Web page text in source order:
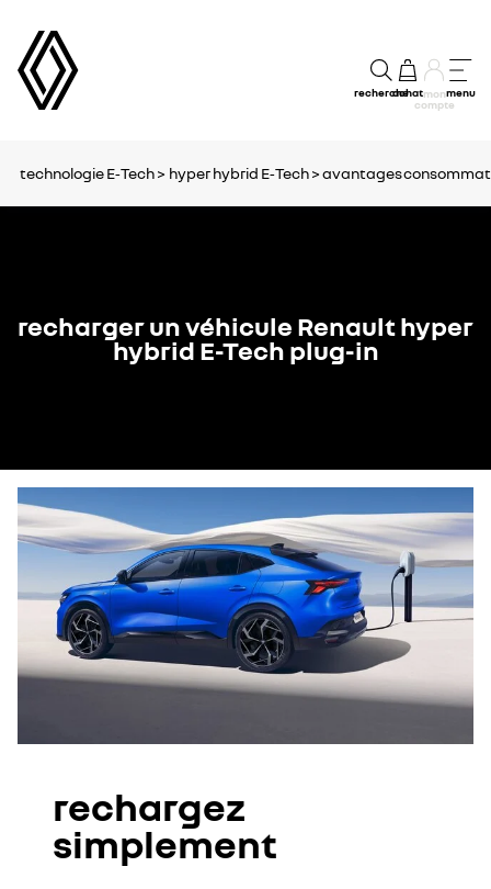
rechercheachatmon
compte
menu
technologie E‑Tech > hyper hybrid E‑Tech >avantages
recharger un véhicule Renault hyper
hybrid E-Tech plug-in
rechargez
simplement